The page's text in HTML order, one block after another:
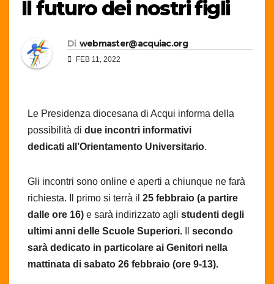
Il futuro dei nostri figli
Di webmaster@acquiac.org
FEB 11, 2022
Le Presidenza diocesana di Acqui informa della
possibilità di due incontri informativi
dedicati all’Orientamento Universitario.
Gli incontri sono online e aperti a chiunque ne farà
richiesta. Il primo si terrà il 25 febbraio (a partire
dalle ore 16) e sarà indirizzato agli studenti degli
ultimi anni delle Scuole Superiori.
secondo
sarà dedicato in particolare ai Genitori nella
mattinata di sabato 26 febbraio (ore 9-13).